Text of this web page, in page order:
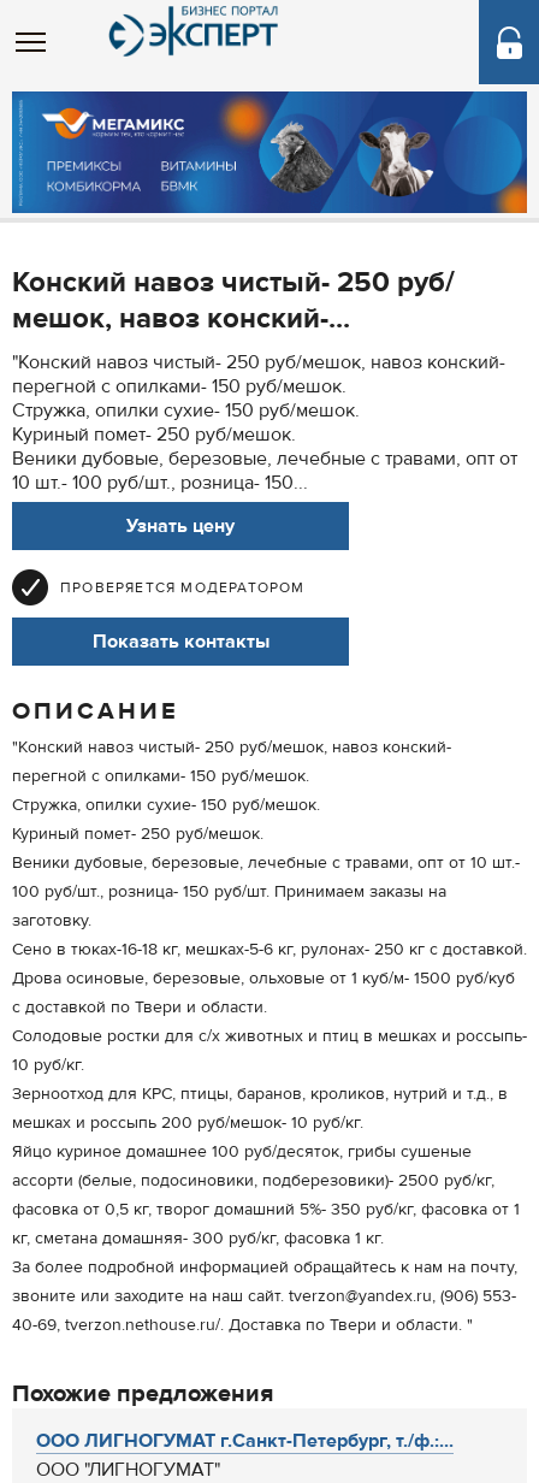
Конский навоз чистый- 250 руб/
мешок, навоз конский-...
"Конский навоз чистый- 250 руб/мешок, навоз конский-
перегной с опилками- 150 руб/мешок.
Стружка, опилки сухие- 150 руб/мешок.
Куриный помет- 250 руб/мешок.
Веники дубовые, березовые, лечебные с травами, опт от
10 шт.- 100 руб/шт., розница- 150...
Узнать цену
ПРОВЕРЯЕТСЯ МОДЕРАТОРОМ
Показать контакты
ОПИСАНИЕ
"Конский навоз чистый- 250 руб/мешок, навоз конский-
перегной с опилками- 150 руб/мешок.
Стружка, опилки сухие- 150 руб/мешок.
Куриный помет- 250 руб/мешок.
Веники дубовые, березовые, лечебные с травами, опт от 10 шт.-
100 руб/шт., розница- 150 руб/шт. Принимаем заказы на
заготовку.
Сено в тюках-16-18 кг, мешках-5-6 кг, рулонах- 250 кг с доставкой.
Дрова осиновые, березовые, ольховые от 1 куб/м- 1500 руб/куб
с доставкой по Твери и области.
Солодовые ростки для с/х животных и птиц в мешках и россыпь-
10 руб/кг.
Зерноотход для КРС, птицы, баранов, кроликов, нутрий и т.д., в
мешках и россыпь 200 руб/мешок- 10 руб/кг.
Яйцо куриное домашнее 100 руб/десяток, грибы сушеные
ассорти (белые, подосиновики, подберезовики)- 2500 руб/кг,
фасовка от 0,5 кг, творог домашний 5%- 350 руб/кг, фасовка от 1
кг, сметана домашняя- 300 руб/кг, фасовка 1 кг.
За более подробной информацией обращайтесь к нам на почту,
звоните или заходите на наш сайт. tverzon@yandex.ru, (906) 553-
40-69, tverzon.nethouse.ru/. Доставка по Твери и области. "
Похожие предложения
ООО ЛИГНОГУМАТ г.Санкт-Петербург, т./ф.:...
ООО "ЛИГНОГУМАТ"